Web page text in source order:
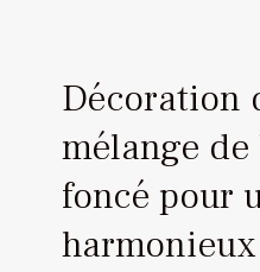
Décoration
mélange
foncé pour
harmonieux